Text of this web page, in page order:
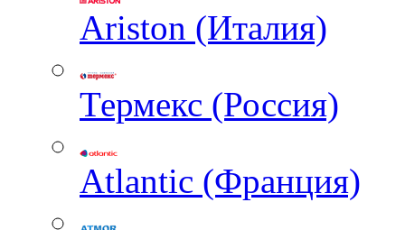
Ariston (Италия)
Термекс (Россия)
Atlantic (Франция)